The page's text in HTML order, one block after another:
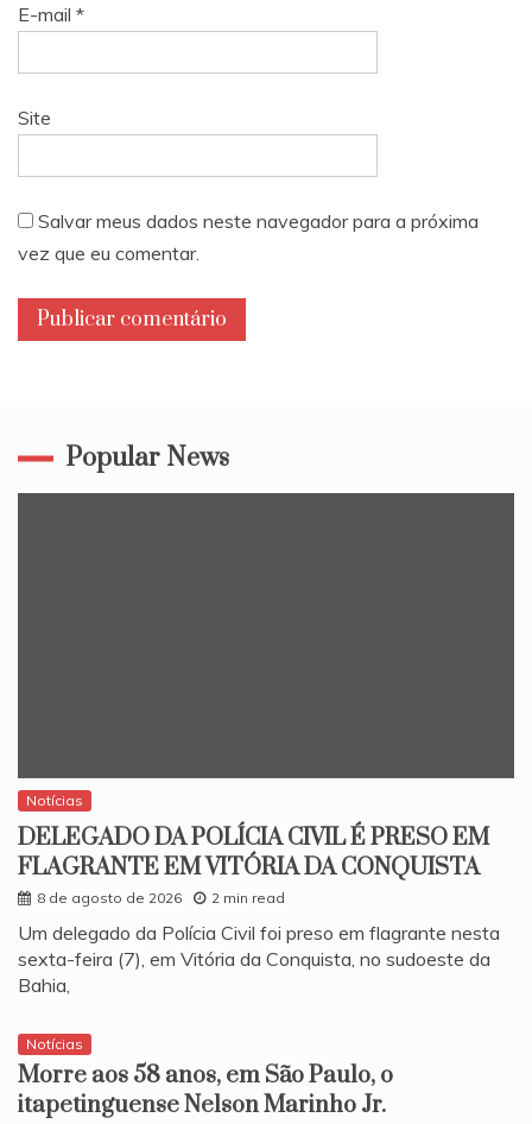
E-mail *
Site
Salvar meus dados neste navegador para a próxima
vez que eu comentar.
Popular News
Notícias
DELEGADO DA POLÍCIA CIVIL É PRESO EM
FLAGRANTE EM VITÓRIA DA CONQUISTA
8 de agosto de 2026 2 min read
​Um delegado da Polícia Civil foi preso em flagrante nesta
sexta-feira (7), em Vitória da Conquista, no sudoeste da
Bahia,
Notícias
Morre aos 58 anos, em São Paulo, o
itapetinguense Nelson Marinho Jr.